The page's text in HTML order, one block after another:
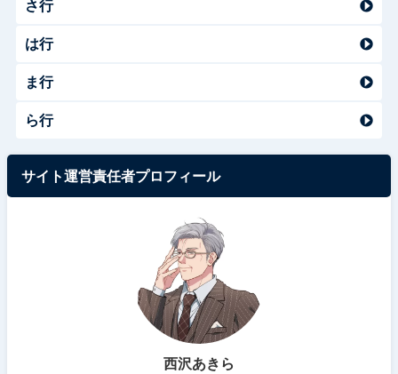
さ行
は行
ま行
ら行
サイト運営責任者プロフィール
西沢あきら